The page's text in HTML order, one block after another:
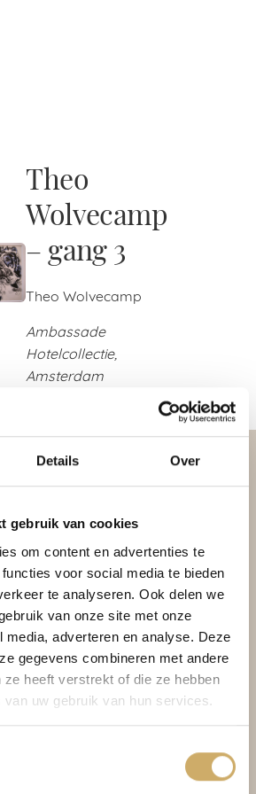
Details Over
gebruik van cookies
om content en advertenties te
voor social media te bieden
te analyseren. Ook delen we
van onze site met onze
media, adverteren en analyse. Deze
gegevens combineren met andere
ze heeft verstrekt of die ze hebben
uw gebruik van hun services.
Theo
Wolvecamp
– gang 3
Theo Wolvecamp
Ambassade
Hotelcollectie,
Amsterdam
PRIVACY POLICY
AMBASSADE